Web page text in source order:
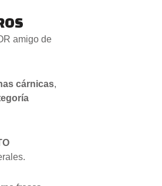
amigo de
cárnicas,